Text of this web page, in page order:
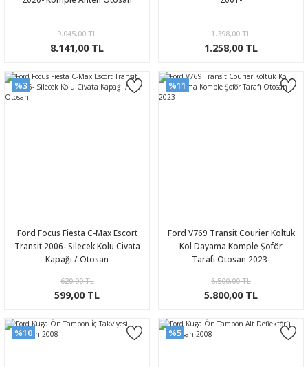
9.045,00 TL
8.141,00 TL
1.398,00 TL
1.258,00 TL
%3
Ford Focus Fiesta C-Max Escort
Transit 2006- Silecek Kolu Civata
Kapağı / Otosan
620,00 TL
599,00 TL
%11
Ford V769 Transit Courier Koltuk
Kol Dayama Komple Şoför
Tarafı Otosan 2023-
6.500,00 TL
5.800,00 TL
%10 %5